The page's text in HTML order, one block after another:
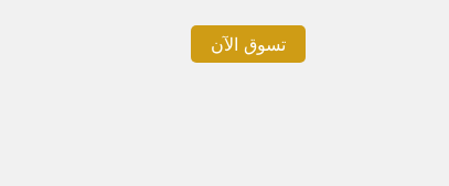
تسوق الآن